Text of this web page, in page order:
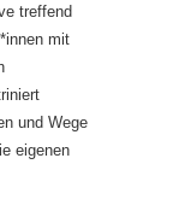
treffend
mit
und Wege
eigenen